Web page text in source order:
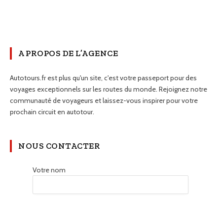
A PROPOS DE L’AGENCE
Autotours.fr est plus qu'un site, c'est votre passeport pour des
voyages exceptionnels sur les routes du monde. Rejoignez notre
communauté de voyageurs et laissez-vous inspirer pour votre
prochain circuit en autotour.
NOUS CONTACTER
Votre nom